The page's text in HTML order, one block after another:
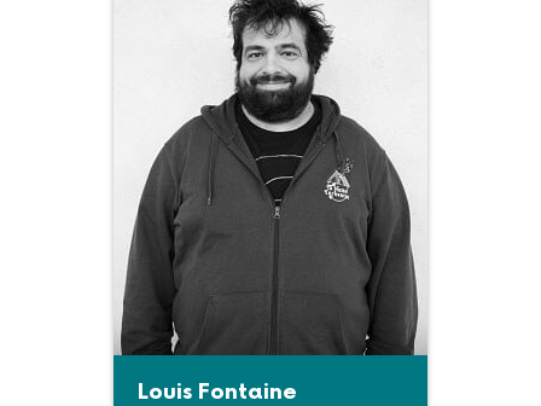
Louis Fontaine